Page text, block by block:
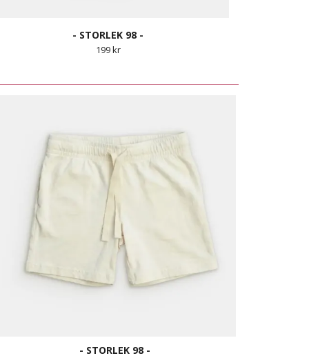
- STORLEK 98 -
199 kr
- STORLEK 98 -